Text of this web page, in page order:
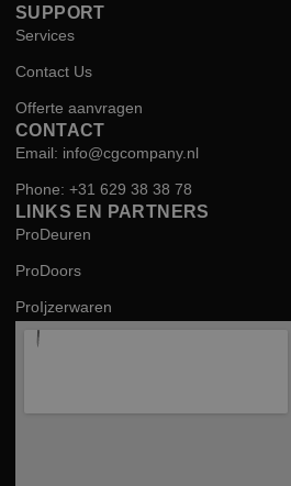
SUPPORT
Services
Contact Us
Offerte aanvragen
CONTACT
Email: info@cgcompany.nl
Phone: +31 629 38 38 78
LINKS EN PARTNERS
ProDeuren
ProDoors
ProIjzerwaren